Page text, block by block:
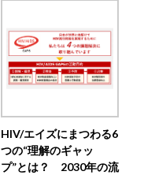
HIV/エイズにまつわる6
つの“理解のギャッ
プ”とは？ 2030年の流